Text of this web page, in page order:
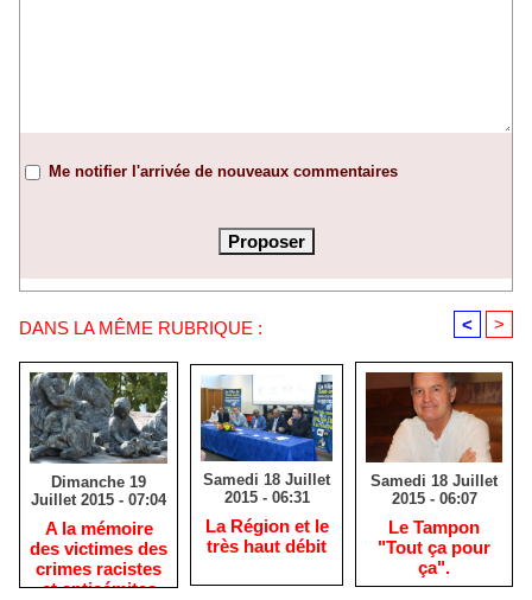
Me notifier l'arrivée de nouveaux commentaires
DANS LA MÊME RUBRIQUE : < >
Dimanche 19
Juillet 2015 - 07:04
A la mémoire
des victimes des
crimes racistes
et antisémites
Samedi 18 Juillet
2015 - 06:31
La Région et le
très haut débit
Samedi 18 Juillet
2015 - 06:07
Le Tampon
"Tout ça pour
ça".